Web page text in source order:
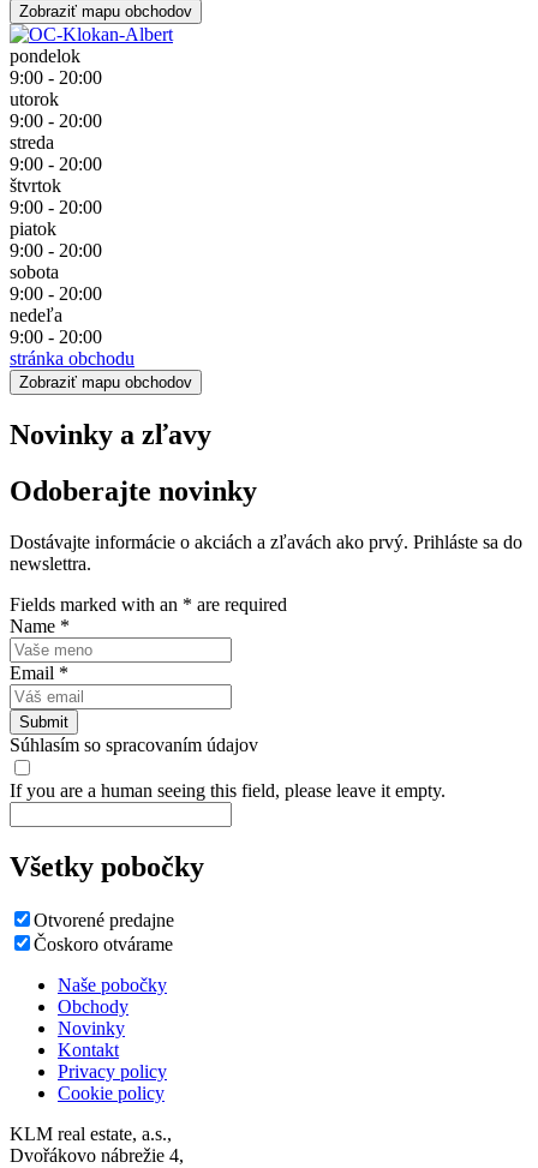
Zobraziť mapu obchodov
pondelok
9:00 - 20:00
utorok
9:00 - 20:00
streda
9:00 - 20:00
štvrtok
9:00 - 20:00
piatok
9:00 - 20:00
sobota
9:00 - 20:00
nedeľa
9:00 - 20:00
stránka obchodu
Zobraziť mapu obchodov
Novinky a zľavy
Odoberajte novinky
Dostávajte informácie o akciách a zľavách ako prvý. Prihláste sa do
newslettra.
Fields marked with an * are required
Name *
Email *
Súhlasím so spracovaním údajov
If you are a human seeing this field, please leave it empty.
Všetky pobočky
Otvorené predajne
Čoskoro otvárame
Naše pobočky
Obchody
Novinky
Kontakt
Privacy policy
Cookie policy
KLM real estate, a.s.,
Dvořákovo nábrežie 4,